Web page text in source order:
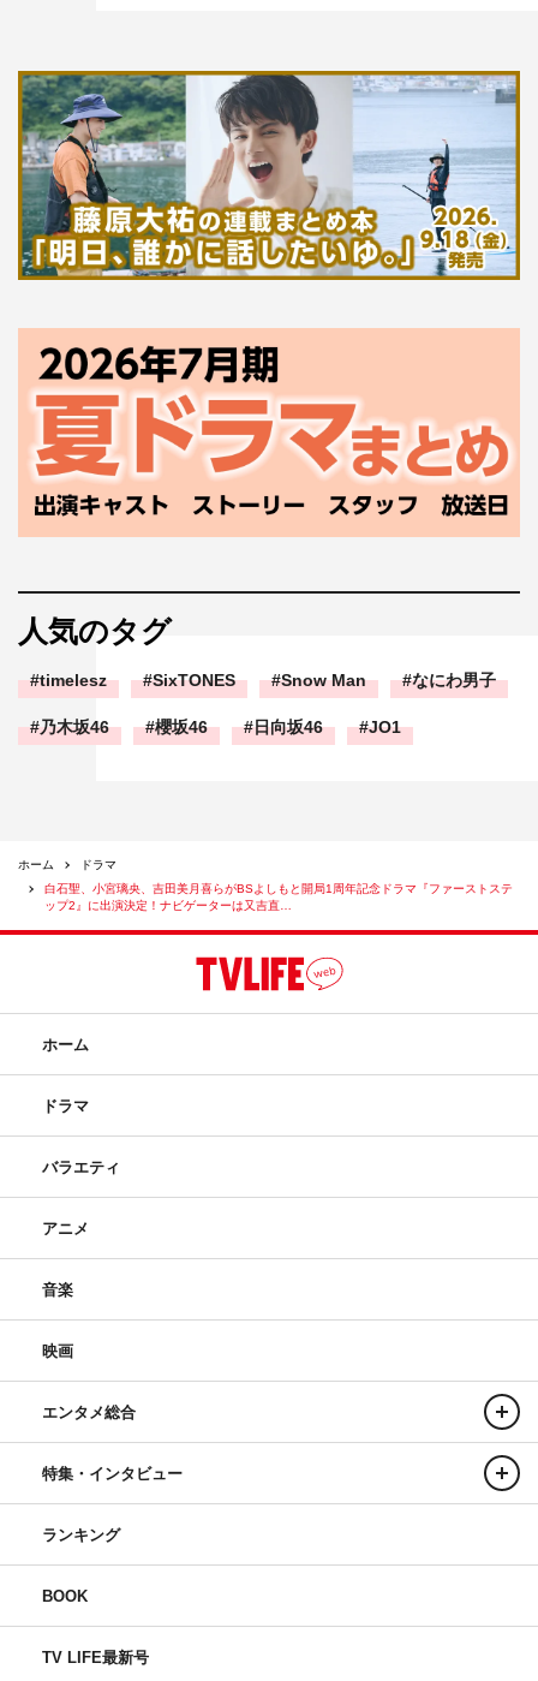
出演：白石聖、小宮璃央、吉田美月喜、乃緑、中本大賀
（円神）、好井まさお、阿南敦子、田中幸太朗、星田英
利、（ナビゲーター）又吉直樹
監督：植田泰史（共同テレビジョン）
主題歌：fumika「ボクとキミを繋ぐモノ」（よしもとミュ
ージック）
制作著作：外務省／吉本興業
番組HP： http://18.176.152.162/programs/by0000018158
※第1弾『ファーストステップ～世界をつなぐ愛のしるし
～』は、BSよしもと（BS265ch）で2023年3月25日
又吉直樹
星田英利
人気のタグ
timelesz SixTONES Snow Man なにわ男子
乃木坂46 櫻坂46 日向坂46 JO1
ホーム
ドラマ
白石聖、小宮璃央、吉田美月喜らがBSよしもと開局1周年記念ドラマ『ファーストステ
ップ2』に出演決定！ナビゲーターは又吉直…
ホーム
ドラマ
バラエティ
アニメ
音楽
映画
エンタメ総合
特集・インタビュー
ランキング
BOOK
TV LIFE最新号